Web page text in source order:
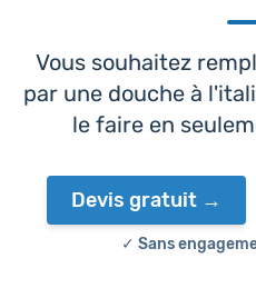
Vous souhaitez
par une douche à
le faire en
Devis gratuit
✓ Sans